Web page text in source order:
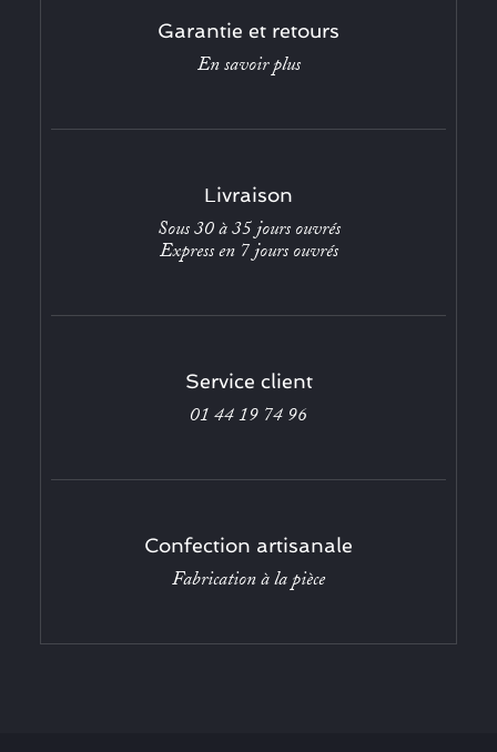
Garantie et retours
En savoir plus
Livraison
Sous 30 à 35 jours ouvrés
Express en 7 jours ouvrés
Service client
01 44 19 74 96
Confection artisanale
Fabrication à la pièce